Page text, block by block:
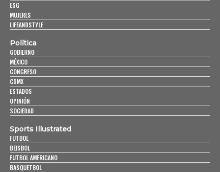
ESG
MUJERES
LIFEANDSTYLE
Política
GOBIERNO
MÉXICO
CONGRESO
CDMX
ESTADOS
OPINIÓN
SOCIEDAD
Sports Illustrated
FUTBOL
BEISBOL
FUTBOL AMERICANO
BASQUETBOL